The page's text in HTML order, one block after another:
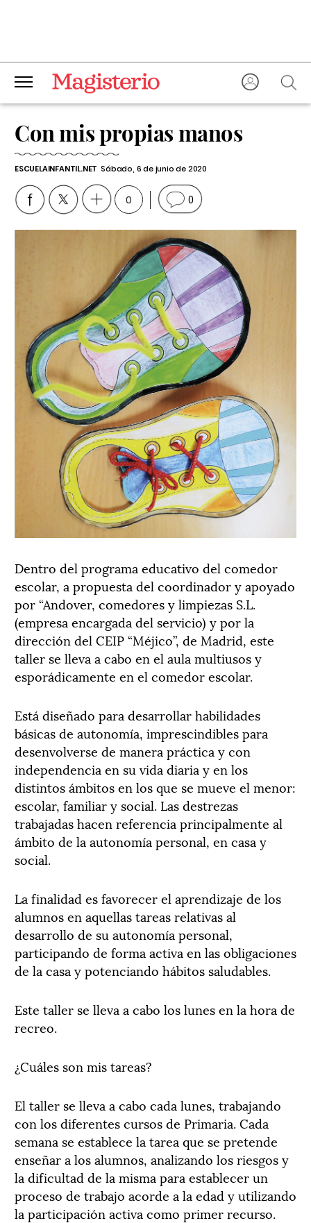
Con mis propias manos
ESCUELAINFANTIL.NET Sábado, 6 de junio de 2020
0 0
Dentro del programa educativo del comedor
escolar, a propuesta del coordinador y apoyado
por “Andover, comedores y limpiezas S.L.
(empresa encargada del servicio) y por la
dirección del CEIP “Méjico”, de Madrid, este
taller se lleva a cabo en el aula multiusos y
esporádicamente en el comedor escolar.
Está diseñado para desarrollar habilidades
básicas de autonomía, imprescindibles para
desenvolverse de manera práctica y con
independencia en su vida diaria y en los
distintos ámbitos en los que se mueve el menor:
escolar, familiar y social. Las destrezas
trabajadas hacen referencia principalmente al
ámbito de la autonomía personal, en casa y
social.
La finalidad es favorecer el aprendizaje de los
alumnos en aquellas tareas relativas al
desarrollo de su autonomía personal,
participando de forma activa en las obligaciones
de la casa y potenciando hábitos saludables.
Este taller se lleva a cabo los lunes en la hora de
recreo.
¿Cuáles son mis tareas?
El taller se lleva a cabo cada lunes, trabajando
con los diferentes cursos de Primaria. Cada
semana se establece la tarea que se pretende
enseñar a los alumnos, analizando los riesgos y
la dificultad de la misma para establecer un
proceso de trabajo acorde a la edad y utilizando
la participación activa como primer recurso.